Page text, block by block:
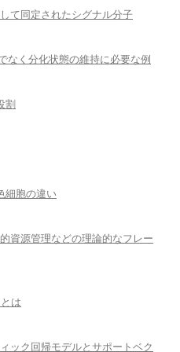
て同定されたシグナル分子
なく分化状態の維持に必要な例
割
細胞の違い
資源管理などの理論的なフレー
は
ック回帰モデルとサポートベク